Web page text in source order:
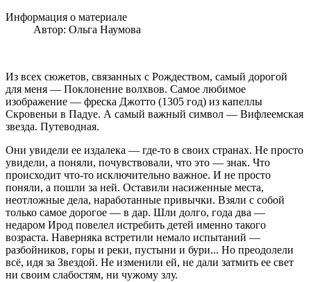
Информация о материале
Автор: Ольга Наумова
Из всех сюжетов, связанных с Рождеством, самый дорогой
для меня — Поклонение волхвов. Самое любимое
изображение — фреска Джотто (1305 год) из капеллы
Скровеньи в Падуе. А самый важный символ — Вифлеемская
звезда. Путеводная.
Они увидели ее издалека — где-то в своих странах. Не просто
увидели, а поняли, почувствовали, что это — знак. Что
происходит что-то исключительно важное. И не просто
поняли, а пошли за ней. Оставили насиженные места,
неотложные дела, наработанные привычки. Взяли с собой
только самое дорогое — в дар. Шли долго, года два —
недаром Ирод повелел истребить детей именно такого
возраста. Наверняка встретили немало испытаний —
разбойников, горы и реки, пустыни и бури... Но преодолели
всё, идя за Звездой. Не изменили ей, не дали затмить ее свет
ни своим слабостям, ни чужому злу.